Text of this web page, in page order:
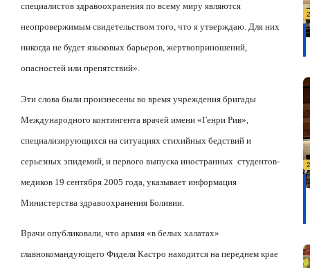
специалистов здравоохранения по всему миру являются
неопровержимым свидетельством того, что я утверждаю. Для них
никогда не будет языковых барьеров, жертвоприношений,
опасностей или препятствий».
Эти слова были произнесены во время учреждения бригады
Международного контингента врачей имени «Генри Рив»,
специализирующихся на ситуациях стихийных бедствий и
серьезных эпидемий, и первого выпуска иностранных студентов-
медиков 19 сентября 2005 года, указывает информация
Министерства здравоохранения Боливии.
Врачи опубликовали, что армия «в белых халатах»
главнокомандующего Фиделя Кастро находится на переднем крае